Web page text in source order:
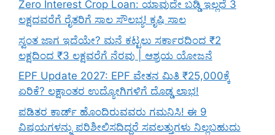
Zero Interest Crop Loan: ಯಾವುದೇ ಬಡ್ಡಿ ಇಲ್ಲದೆ 3
ಲಕ್ಷದವರೆಗೆ ರೈತರಿಗೆ ಸಾಲ ಸೌಲಭ್ಯ! ಕೃಷಿ ಸಾಲ
ಸ್ವಂತ ಜಾಗ ಇದೆಯೇ? ಮನೆ ಕಟ್ಟಲು ಸರ್ಕಾರದಿಂದ ₹2
ಲಕ್ಷದಿಂದ ₹3 ಲಕ್ಷವರೆಗೆ ನೆರವು | ಆಶ್ರಯ ಯೋಜನೆ
EPF Update 2027: EPF ವೇತನ ಮಿತಿ ₹25,000ಕ್ಕೆ
ಏರಿಕೆ? ಲಕ್ಷಾಂತರ ಉದ್ಯೋಗಿಗಳಿಗೆ ದೊಡ್ಡ ಲಾಭ!
ಪಡಿತರ ಕಾರ್ಡ್ ಹೊಂದಿರುವವರು ಗಮನಿಸಿ! ಈ 9
ವಿಷಯಗಳನ್ನು ಪರಿಶೀಲಿಸದಿದ್ದರೆ ಸವಲತ್ತುಗಳು ನಿಲ್ಲಬಹುದು